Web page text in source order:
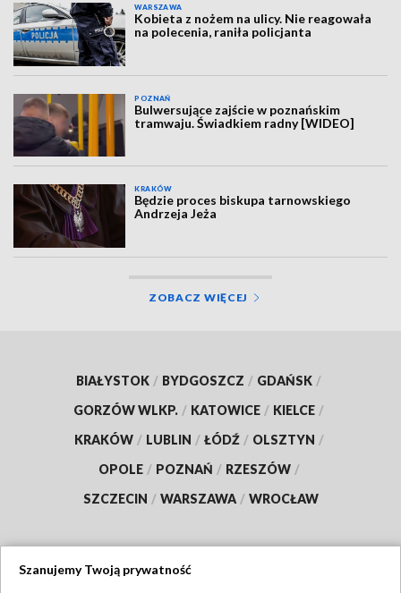
WARSZAWA
Kobieta z nożem na ulicy. Nie reagowała
na polecenia, raniła policjanta
POZNAŃ
Bulwersujące zajście w poznańskim
tramwaju. Świadkiem radny [WIDEO]
KRAKÓW
Będzie proces biskupa tarnowskiego
Andrzeja Jeża
ZOBACZ WIĘCEJ
BIAŁYSTOK / BYDGOSZCZ / GDAŃSK /
GORZÓW WLKP. / KATOWICE / KIELCE /
KRAKÓW / LUBLIN / ŁÓDŹ / OLSZTYN /
OPOLE / POZNAŃ / RZESZÓW /
SZCZECIN / WARSZAWA / WROCŁAW
Szanujemy Twoją prywatność